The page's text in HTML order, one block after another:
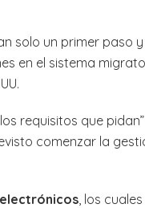
solo un primer paso
en el sistema
requisitos que
comenzar la
, los